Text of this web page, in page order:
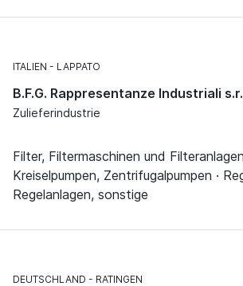
ITALIEN LAPPATO
B.F.G. Rappresentanze Industriali
Zulieferindustrie
Filter, Filtermaschinen und
Kreiselpumpen, Zentrifugalpumpen ·
Regelanlagen, sonstige
DEUTSCHLAND RATINGEN